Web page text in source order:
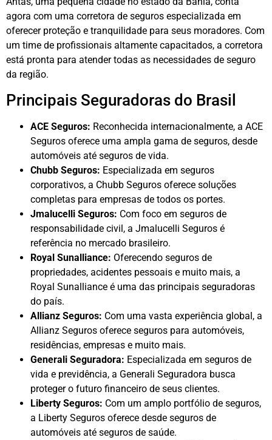
agora com uma corretora de seguros especializada em
oferecer proteção e tranquilidade para seus moradores. Com
um time de profissionais altamente capacitados, a corretora
está pronta para atender todas as necessidades de seguro
da região.
Principais Seguradoras do Brasil
ACE Seguros: Reconhecida internacionalmente, a ACE
Seguros oferece uma ampla gama de seguros, desde
automóveis até seguros de vida.
Chubb Seguros: Especializada em seguros
corporativos, a Chubb Seguros oferece soluções
completas para empresas de todos os portes.
Jmalucelli Seguros: Com foco em seguros de
responsabilidade civil, a Jmalucelli Seguros é
referência no mercado brasileiro.
Royal Sunalliance: Oferecendo seguros de
propriedades, acidentes pessoais e muito mais, a
Royal Sunalliance é uma das principais seguradoras
do país.
Allianz Seguros: Com uma vasta experiência global, a
Allianz Seguros oferece seguros para automóveis,
residências, empresas e muito mais.
Generali Seguradora: Especializada em seguros de
vida e previdência, a Generali Seguradora busca
proteger o futuro financeiro de seus clientes.
Liberty Seguros: Com um amplo portfólio de seguros,
a Liberty Seguros oferece desde seguros de
automóveis até seguros de saúde.